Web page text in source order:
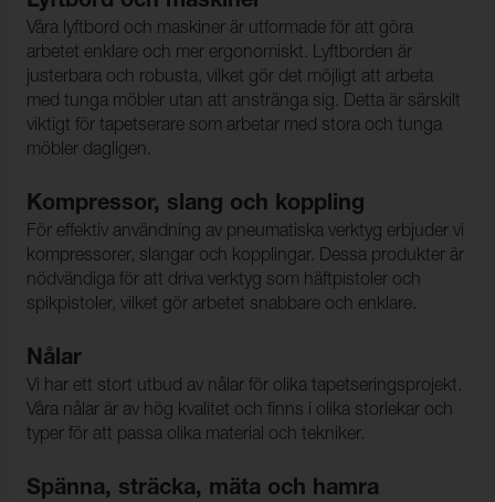
Våra lyftbord och maskiner är utformade för att göra
arbetet enklare och mer ergonomiskt. Lyftborden är
justerbara och robusta, vilket gör det möjligt att arbeta
med tunga möbler utan att anstränga sig. Detta är särskilt
viktigt för tapetserare som arbetar med stora och tunga
möbler dagligen.
Kompressor, slang och koppling
För effektiv användning av pneumatiska verktyg erbjuder vi
kompressorer, slangar och kopplingar. Dessa produkter är
nödvändiga för att driva verktyg som häftpistoler och
spikpistoler, vilket gör arbetet snabbare och enklare.
Nålar
Vi har ett stort utbud av nålar för olika tapetseringsprojekt.
Våra nålar är av hög kvalitet och finns i olika storlekar och
typer för att passa olika material och tekniker.
Spänna, sträcka, mäta och hamra